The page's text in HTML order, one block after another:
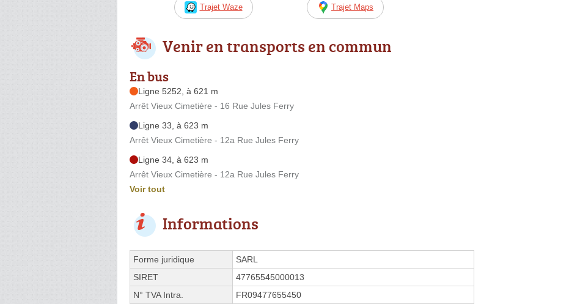
Trajet Waze Trajet Maps
Venir en transports en commun
En bus
Ligne 5252, à 621 m
Arrêt Vieux Cimetière - 16 Rue Jules Ferry
Ligne 33, à 623 m
Arrêt Vieux Cimetière - 12a Rue Jules Ferry
Ligne 34, à 623 m
Arrêt Vieux Cimetière - 12a Rue Jules Ferry
Voir tout
Informations
Forme juridique
SARL
SIRET
47765545000013
N° TVA Intra.
FR09477655450